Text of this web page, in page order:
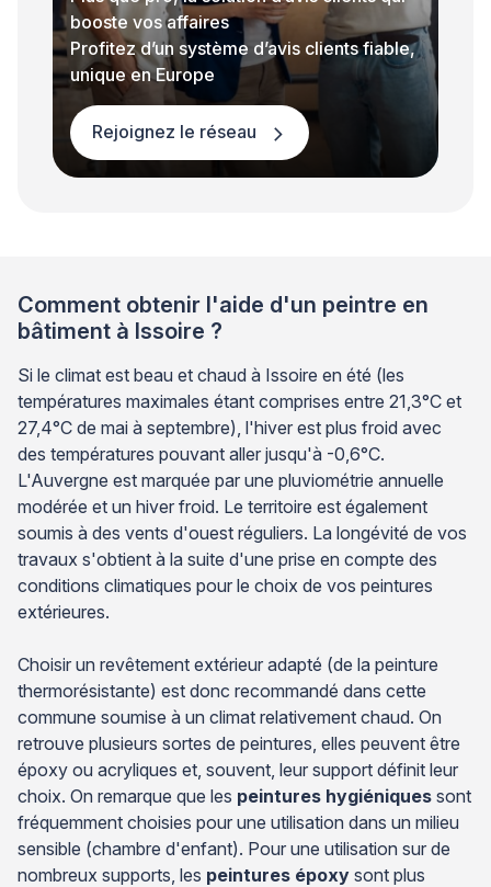
booste vos affaires
Profitez d’un système d’avis clients fiable,
unique en Europe
Rejoignez le réseau
Comment obtenir l'aide d'un peintre en
bâtiment à Issoire ?
Si le climat est beau et chaud à Issoire en été (les
températures maximales étant comprises entre 21,3°C et
27,4°C de mai à septembre), l'hiver est plus froid avec
des températures pouvant aller jusqu'à -0,6°C.
L'Auvergne est marquée par une pluviométrie annuelle
modérée et un hiver froid. Le territoire est également
soumis à des vents d'ouest réguliers. La longévité de vos
travaux s'obtient à la suite d'une prise en compte des
conditions climatiques pour le choix de vos peintures
extérieures.
Choisir un revêtement extérieur adapté (de la peinture
thermorésistante) est donc recommandé dans cette
commune soumise à un climat relativement chaud. On
retrouve plusieurs sortes de peintures, elles peuvent être
époxy ou acryliques et, souvent, leur support définit leur
choix. On remarque que les peintures hygiéniques sont
fréquemment choisies pour une utilisation dans un milieu
sensible (chambre d'enfant). Pour une utilisation sur de
nombreux supports, les peintures époxy sont plus